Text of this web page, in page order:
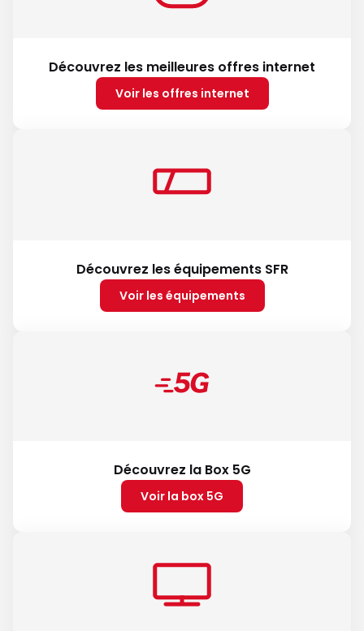
Découvrez les meilleures offres internet
Voir les offres internet
Découvrez les équipements SFR
Voir les équipements
Découvrez la Box 5G
Voir la box 5G